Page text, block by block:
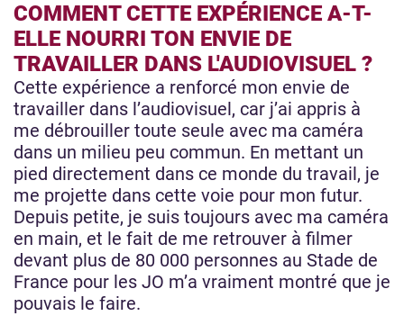
COMMENT CETTE EXPÉRIENCE A-T-
ELLE NOURRI TON ENVIE DE
TRAVAILLER DANS L'AUDIOVISUEL ?
Cette expérience a renforcé mon envie de
travailler dans l’audiovisuel, car j’ai appris à
me débrouiller toute seule avec ma caméra
dans un milieu peu commun. En mettant un
pied directement dans ce monde du travail, je
me projette dans cette voie pour mon futur.
Depuis petite, je suis toujours avec ma caméra
en main, et le fait de me retrouver à filmer
devant plus de 80 000 personnes au Stade de
France pour les JO m’a vraiment montré que je
pouvais le faire.